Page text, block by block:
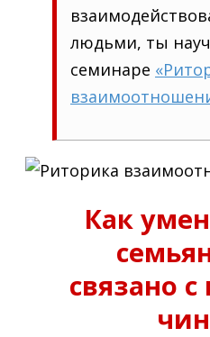
людьми, ты
семинаре
Как
связано